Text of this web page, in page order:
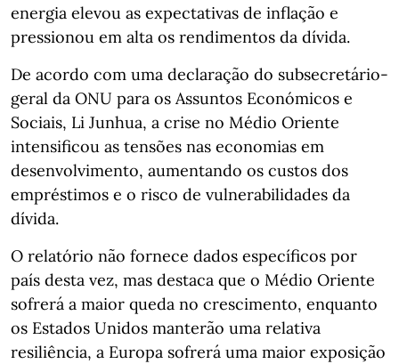
energia elevou as expectativas de inflação e
pressionou em alta os rendimentos da dívida.
De acordo com uma declaração do subsecretário-
geral da ONU para os Assuntos Económicos e
Sociais, Li Junhua, a crise no Médio Oriente
intensificou as tensões nas economias em
desenvolvimento, aumentando os custos dos
empréstimos e o risco de vulnerabilidades da
dívida.
O relatório não fornece dados específicos por
país desta vez, mas destaca que o Médio Oriente
sofrerá a maior queda no crescimento, enquanto
os Estados Unidos manterão uma relativa
resiliência, a Europa sofrerá uma maior exposição